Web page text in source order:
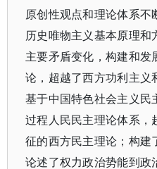
原创性观点和理论体系不
历史唯物主义基本原理和
主要矛盾变化，构建和发
论，超越了西方功利主义
基于中国特色社会主义民
过程人民民主理论体系，
征的西方民主理论；构建
论述了权力政治势能到政